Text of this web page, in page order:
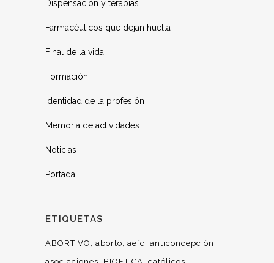
Dispensación y terapias
Farmacéuticos que dejan huella
Final de la vida
Formación
Identidad de la profesión
Memoria de actividades
Noticias
Portada
ETIQUETAS
ABORTIVO aborto aefc
anticoncepción